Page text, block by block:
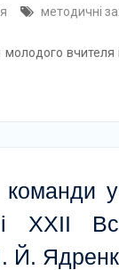
методичні
молодого
команди
Й.